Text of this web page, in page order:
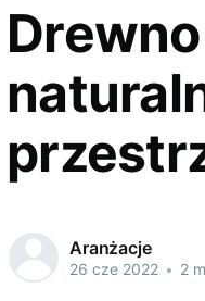
Aranżacje
26 cze 2022 • 2